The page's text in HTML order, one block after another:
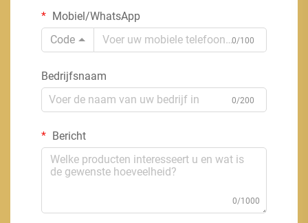
Mobiel/WhatsApp
Code
0/100
Bedrijfsnaam
0/200
Bericht
0/1000